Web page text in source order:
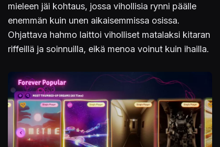
mieleen jäi kohtaus, jossa vihollisia rynni päälle
enemmän kuin unen aikaisemmissa osissa.
Ohjattava hahmo laittoi viholliset matalaksi kitaran
riffeillä ja soinnuilla, eikä menoa voinut kuin ihailla.
Kuva